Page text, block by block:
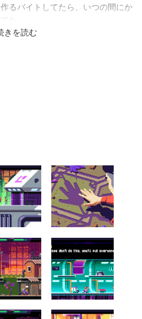
るバイトしてたら、いつの間にか
た。
を読む